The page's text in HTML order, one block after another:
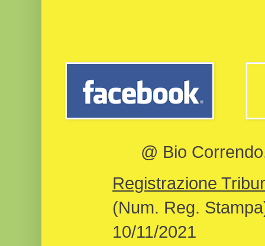
@ Bio
Registrazione
(Num. Reg.
10/11/2021